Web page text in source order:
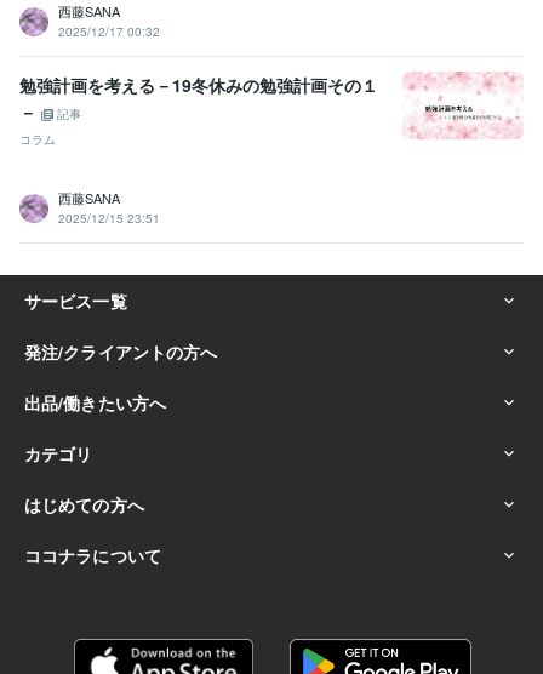
西藤SANA
2025/12/17 00:32
勉強計画を考える－19冬休みの勉強計画その１
－
記事
コラム
西藤SANA
2025/12/15 23:51